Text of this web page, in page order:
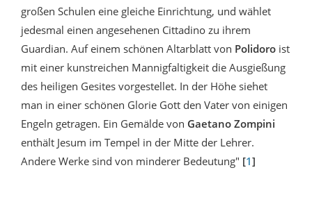
großen Schulen eine gleiche Einrichtung, und wählet
jedesmal einen angesehenen Cittadino zu ihrem
Guardian. Auf einem schönen Altarblatt von Polidoro ist
mit einer kunstreichen Mannigfaltigkeit die Ausgießung
des heiligen Gesites vorgestellet. In der Höhe siehet
man in einer schönen Glorie Gott den Vater von einigen
Engeln getragen. Ein Gemälde von Gaetano Zompini
enthält Jesum im Tempel in der Mitte der Lehrer.
Andere Werke sind von minderer Bedeutung" [1]